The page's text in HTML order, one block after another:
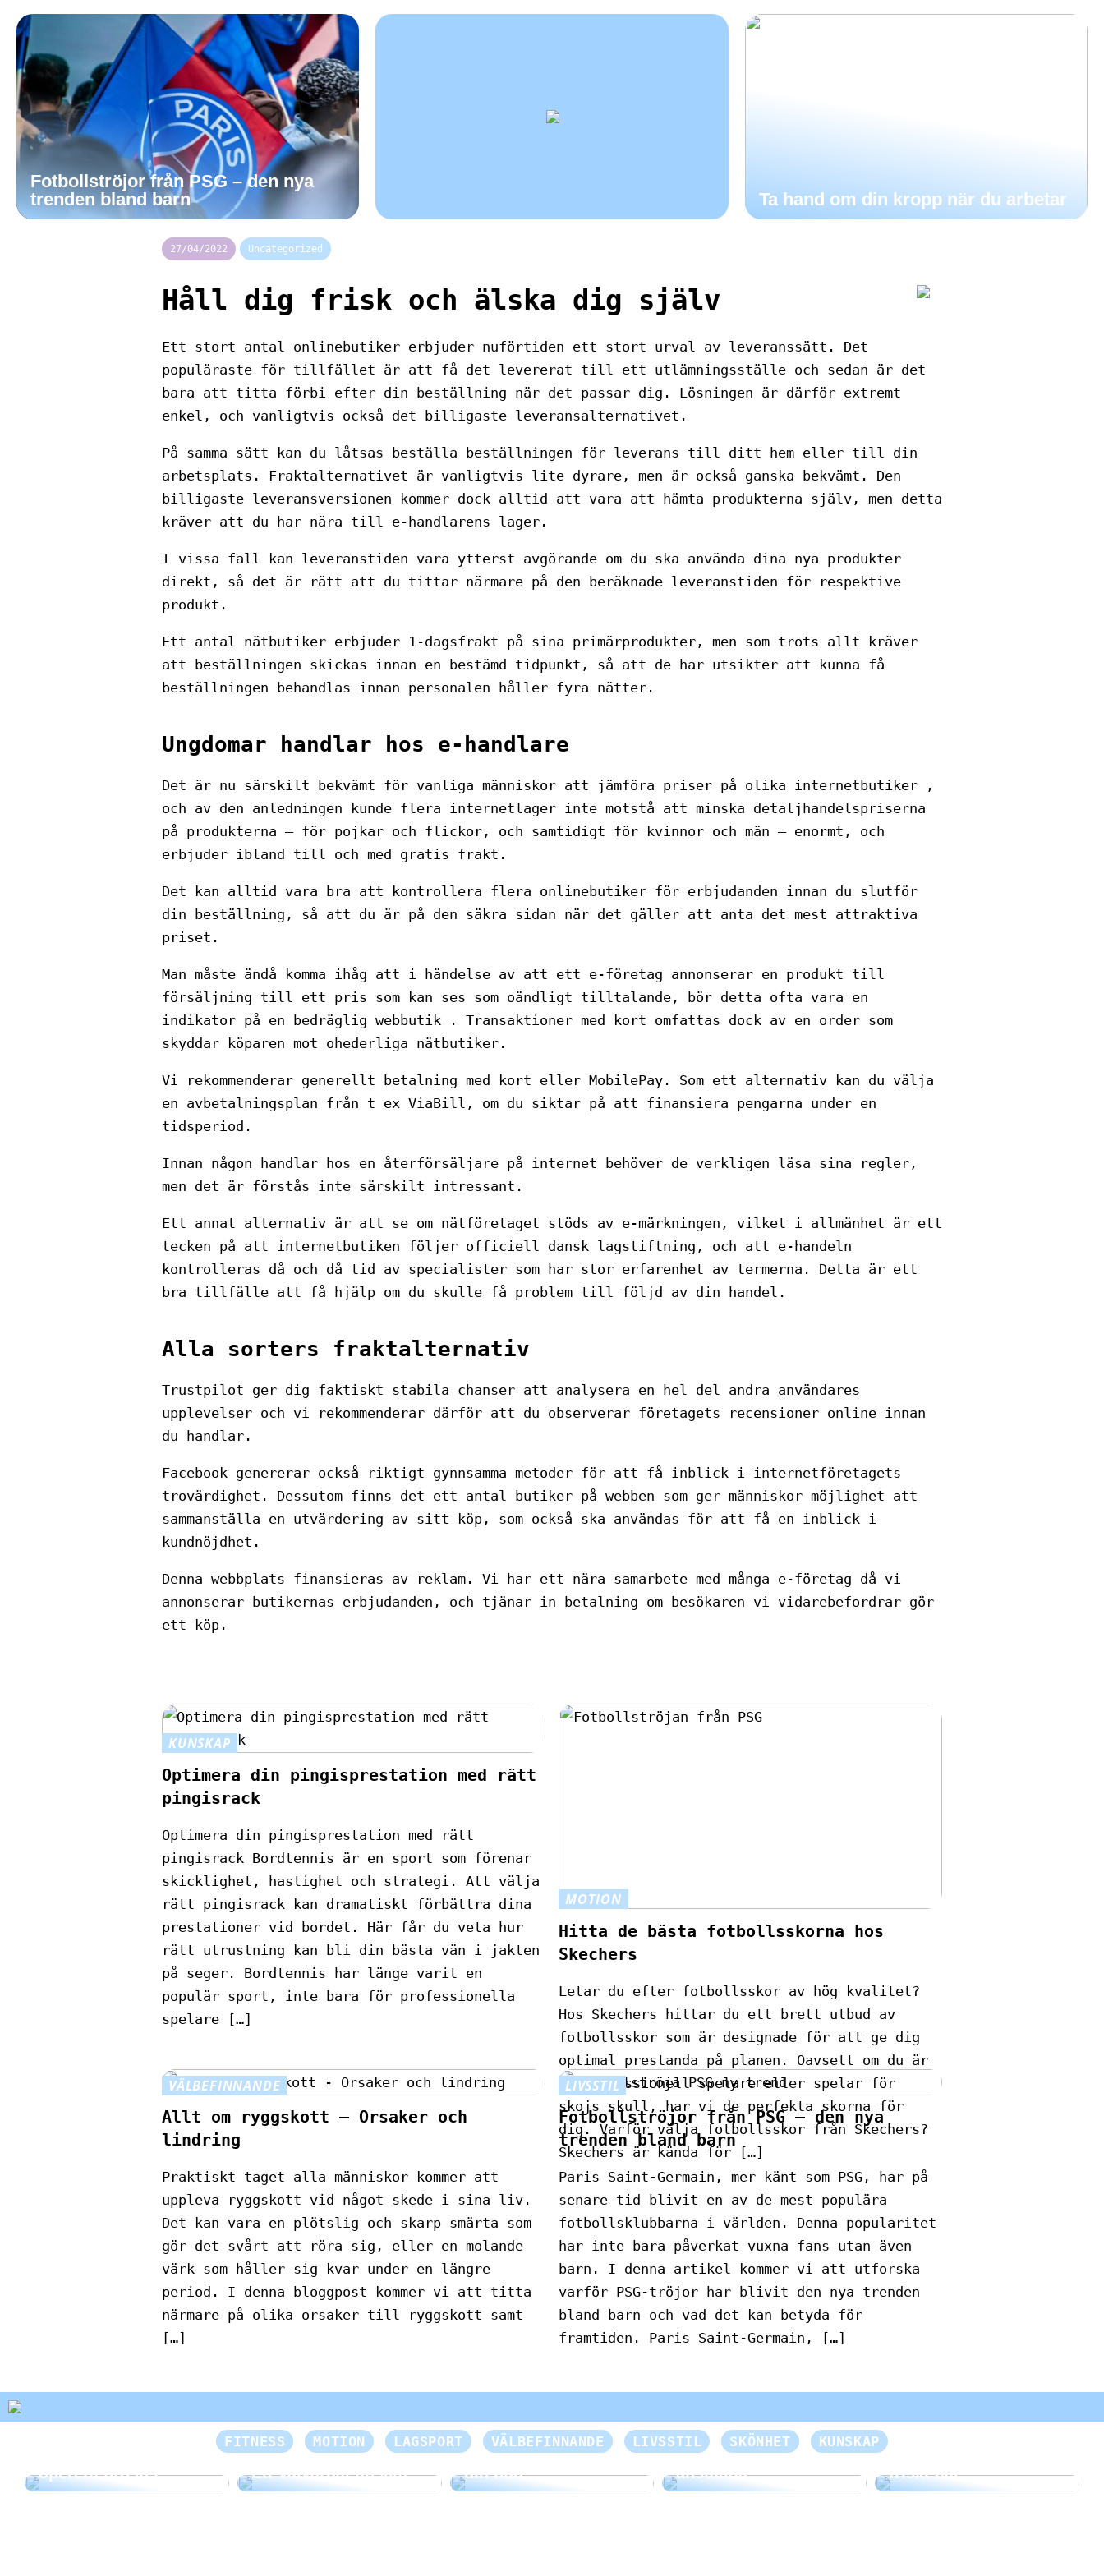
Fotbollströjor från PSG – den nya
trenden bland barn
Ta hand om din kropp när du arbetar
27/04/2022 Uncategorized
Håll dig frisk och älska dig själv
Ett stort antal onlinebutiker erbjuder nuförtiden ett stort urval av leveranssätt. Det
populäraste för tillfället är att få det levererat till ett utlämningsställe och sedan är det
bara att titta förbi efter din beställning när det passar dig. Lösningen är därför extremt
enkel, och vanligtvis också det billigaste leveransalternativet.
På samma sätt kan du låtsas beställa beställningen för leverans till ditt hem eller till din
arbetsplats. Fraktalternativet är vanligtvis lite dyrare, men är också ganska bekvämt. Den
billigaste leveransversionen kommer dock alltid att vara att hämta produkterna själv, men detta
kräver att du har nära till e-handlarens lager.
I vissa fall kan leveranstiden vara ytterst avgörande om du ska använda dina nya produkter
direkt, så det är rätt att du tittar närmare på den beräknade leveranstiden för respektive
produkt.
Ett antal nätbutiker erbjuder 1-dagsfrakt på sina primärprodukter, men som trots allt kräver
att beställningen skickas innan en bestämd tidpunkt, så att de har utsikter att kunna få
beställningen behandlas innan personalen håller fyra nätter.
Ungdomar handlar hos e-handlare
Det är nu särskilt bekvämt för vanliga människor att jämföra priser på olika internetbutiker ,
och av den anledningen kunde flera internetlager inte motstå att minska detaljhandelspriserna
på produkterna – för pojkar och flickor, och samtidigt för kvinnor och män – enormt, och
erbjuder ibland till och med gratis frakt.
Det kan alltid vara bra att kontrollera flera onlinebutiker för erbjudanden innan du slutför
din beställning, så att du är på den säkra sidan när det gäller att anta det mest attraktiva
priset.
Man måste ändå komma ihåg att i händelse av att ett e-företag annonserar en produkt till
försäljning till ett pris som kan ses som oändligt tilltalande, bör detta ofta vara en
indikator på en bedräglig webbutik . Transaktioner med kort omfattas dock av en order som
skyddar köparen mot ohederliga nätbutiker.
Vi rekommenderar generellt betalning med kort eller MobilePay. Som ett alternativ kan du välja
en avbetalningsplan från t ex ViaBill, om du siktar på att finansiera pengarna under en
tidsperiod.
Innan någon handlar hos en återförsäljare på internet behöver de verkligen läsa sina regler,
men det är förstås inte särskilt intressant.
Ett annat alternativ är att se om nätföretaget stöds av e-märkningen, vilket i allmänhet är ett
tecken på att internetbutiken följer officiell dansk lagstiftning, och att e-handeln
kontrolleras då och då tid av specialister som har stor erfarenhet av termerna. Detta är ett
bra tillfälle att få hjälp om du skulle få problem till följd av din handel.
Alla sorters fraktalternativ
Trustpilot ger dig faktiskt stabila chanser att analysera en hel del andra användares
upplevelser och vi rekommenderar därför att du observerar företagets recensioner online innan
du handlar.
Facebook genererar också riktigt gynnsamma metoder för att få inblick i internetföretagets
trovärdighet. Dessutom finns det ett antal butiker på webben som ger människor möjlighet att
sammanställa en utvärdering av sitt köp, som också ska användas för att få en inblick i
kundnöjdhet.
Denna webbplats finansieras av reklam. Vi har ett nära samarbete med många e-företag då vi
annonserar butikernas erbjudanden, och tjänar in betalning om besökaren vi vidarebefordrar gör
ett köp.
KUNSKAP
Optimera din pingisprestation med rätt
pingisrack
Optimera din pingisprestation med rätt
pingisrack Bordtennis är en sport som förenar
skicklighet, hastighet och strategi. Att välja
rätt pingisrack kan dramatiskt förbättra dina
prestationer vid bordet. Här får du veta hur
rätt utrustning kan bli din bästa vän i jakten
på seger. Bordtennis har länge varit en
populär sport, inte bara för professionella
spelare […]
MOTION
Hitta de bästa fotbollsskorna hos
Skechers
Letar du efter fotbollsskor av hög kvalitet?
Hos Skechers hittar du ett brett utbud av
fotbollsskor som är designade för att ge dig
optimal prestanda på planen. Oavsett om du är
en professionell spelare eller spelar för
skojs skull, har vi de perfekta skorna för
dig. Varför välja fotbollsskor från Skechers?
Skechers är kända för […]
VÄLBEFINNANDE
Allt om ryggskott – Orsaker och
lindring
Praktiskt taget alla människor kommer att
uppleva ryggskott vid något skede i sina liv.
Det kan vara en plötslig och skarp smärta som
gör det svårt att röra sig, eller en molande
värk som håller sig kvar under en längre
period. I denna bloggpost kommer vi att titta
närmare på olika orsaker till ryggskott samt
[…]
LIVSSTIL
Fotbollströjor från PSG – den nya
trenden bland barn
Paris Saint-Germain, mer känt som PSG, har på
senare tid blivit en av de mest populära
fotbollsklubbarna i världen. Denna popularitet
har inte bara påverkat vuxna fans utan även
barn. I denna artikel kommer vi att utforska
varför PSG-tröjor har blivit den nya trenden
bland barn och vad det kan betyda för
framtiden. Paris Saint-Germain, […]
FITNESS MOTION LAGSPORT VÄLBEFINNANDE LIVSSTIL SKÖNHET KUNSKAP
operera bröstet
Ett välvårdat ansikte
Mild välbefinnande för
din hud
Skapa en otrolig
händelse för dina
anställda
friskt hår